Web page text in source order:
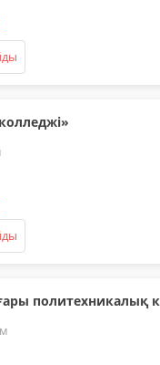
политехникалық